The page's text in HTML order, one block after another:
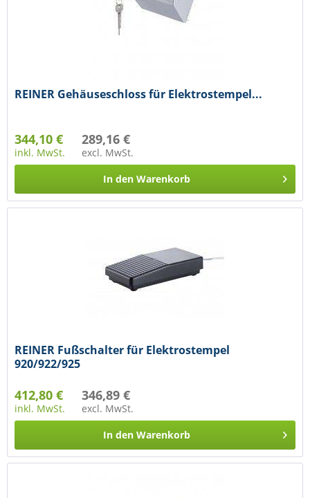
REINER Gehäuseschloss für Elektrostempel...
344,10 €
inkl. MwSt.
289,16 €
excl. MwSt.
In den Warenkorb
REINER Fußschalter für Elektrostempel
920/922/925
412,80 €
inkl. MwSt.
346,89 €
excl. MwSt.
In den Warenkorb